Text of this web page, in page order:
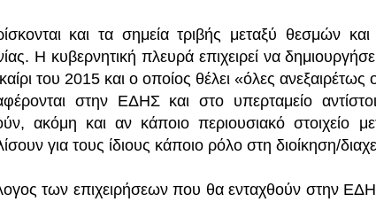
και τα σημεία τριβής μεταξύ θεσμών
Η κυβερνητική πλευρά επιχειρεί να
του 2015 και ο οποίος θέλει «όλες ανεξαιρέτως
στην ΕΔΗΣ και στο υπερταμείο
ακόμη και αν κάποιο περιουσιακό
για τους ίδιους κάποιο ρόλο στη διοίκηση/
των επιχειρήσεων που θα ενταχθούν στην